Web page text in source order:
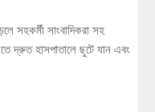
সহকর্মী সাংবাদিকরা সহ
দ্রুত হাসপাতালে ছুটে যান এবং